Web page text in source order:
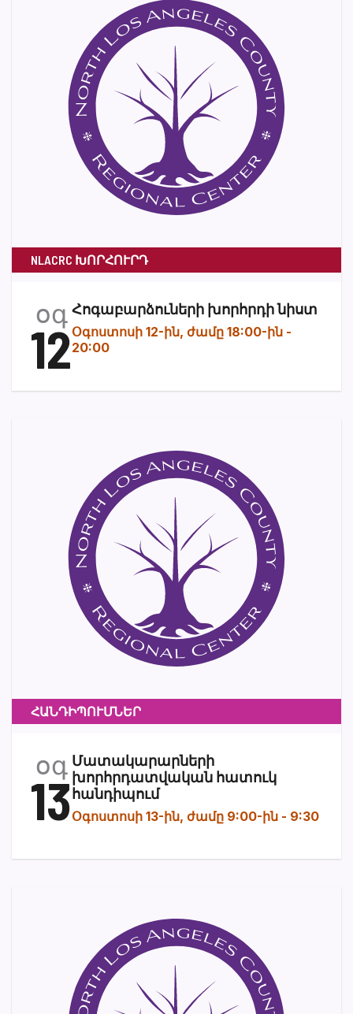
NLACRC ԽՈՐՀՈՒՐԴ
օգ
12
Հոգաբարձուների խորհրդի նիստ
Օգոստոսի 12-ին, ժամը 18:00-ին -
20:00
ՀԱՆԴԻՊՈՒՄՆԵՐ
օգ
13
Մատակարարների
խորհրդատվական հատուկ
հանդիպում
Օգոստոսի 13-ին, ժամը 9:00-ին - 9:30